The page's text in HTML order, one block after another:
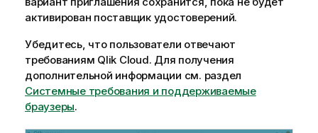
а
и
и
активирован поставщик удостоверений.
Убедитесь, что пользователи отвечают
требованиям Qlik Cloud. Для получения
дополнительной информации см. раздел
Системные требования и поддерживаемые
браузеры.